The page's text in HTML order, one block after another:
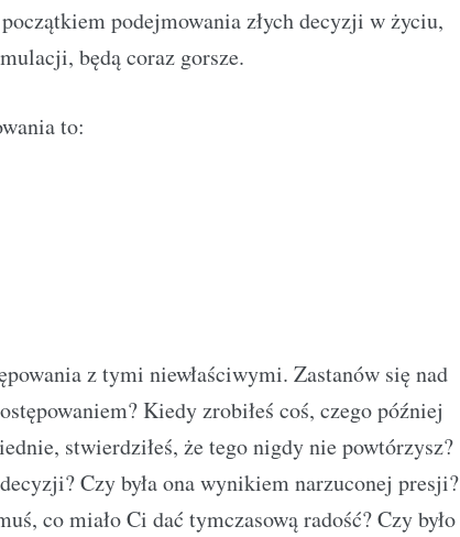
podejmowania złych decyzji w życiu,
będą coraz gorsze.
to:
z tymi niewłaściwymi. Zastanów się nad
Kiedy zrobiłeś coś, czego później
stwierdziłeś, że tego nigdy nie powtórzysz?
Czy była ona wynikiem narzuconej presji?
co miało Ci dać tymczasową radość? Czy było